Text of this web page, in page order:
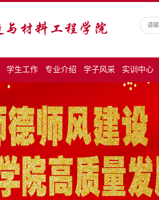
学生工作 专业介绍 学子风采 实训中心